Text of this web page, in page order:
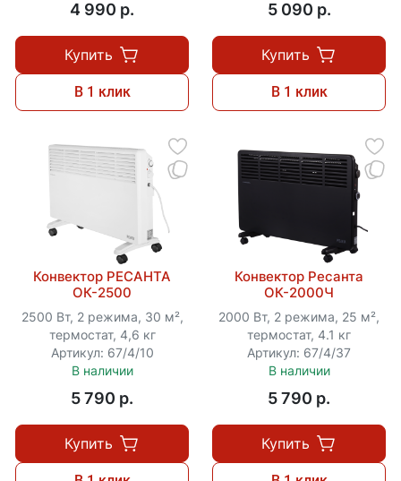
4 990 p.
Купить
В 1 клик
5 090 p.
Купить
В 1 клик
Конвектор РЕСАНТА
ОК-2500
2500 Вт, 2 режима, 30 м²,
термостат, 4,6 кг
Артикул: 67/4/10
В наличии
5 790 p.
Купить
Конвектор Ресанта
ОК-2000Ч
2000 Вт, 2 режима, 25 м²,
термостат, 4.1 кг
Артикул: 67/4/37
В наличии
5 790 p.
Купить